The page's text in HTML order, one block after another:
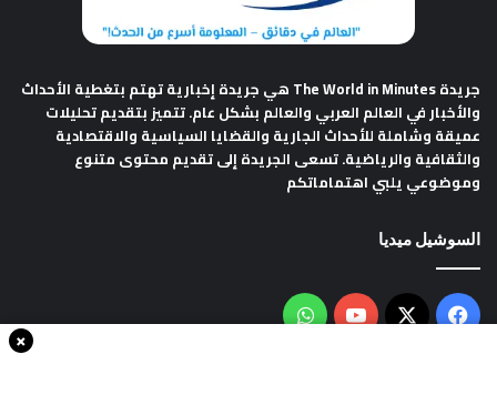
جريدة The World in Minutes
هي جريدة إخبارية تهتم بتغطية الأحداث
والأخبار في العالم العربي والعالم بشكل عام. تتميز بتقديم تحليلات
عميقة وشاملة للأحداث الجارية والقضايا السياسية والاقتصادية
والثقافية والرياضية. تسعى الجريدة إلى تقديم محتوى متنوع
وموضوعي يلبي اهتماماتكم
السوشيل ميديا
فيسبوك
‫X
‫YouTubeواتساب
×